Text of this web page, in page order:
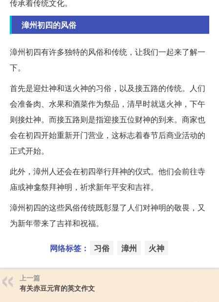
传承着传统文化。
漳州初四的风俗
漳州初四有许多独特的风俗和传统，让我们一起来了解一
下。
首先是迎灶神和送火神的习俗，以及接五路的传统。人们
会准备肉、水果和酒菜作为祭品，清早时就送火神，下午
则接灶神。而接五路则是指迎接五位财神的到来。商家也
会在初四开始重新开门营业，这标志着春节后商业活动的
正式开始。
此外，漳州人还会在初四举行拜神的仪式。他们会前往寺
庙或神龛祭拜神明，祈求新年平安和吉祥。
漳州初四的这些风俗传统既彰显了人们对神明的敬畏，又
为新年带来了吉祥和祝福。
网络标签： 习俗 漳州 火神
上一篇
有关赤豆元宵的英文作文